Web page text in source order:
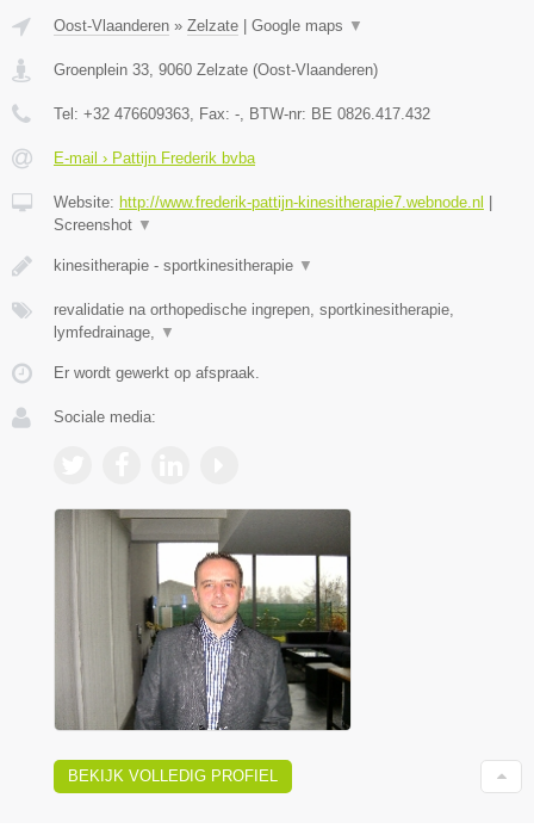
Oost-Vlaanderen » Zelzate | Google maps ▼
Groenplein 33 9060 Zelzate (Oost-Vlaanderen)
Tel: +32 476609363 , Fax: - , BTW-nr: BE 0826.417.432
E-mail › Pattijn Frederik bvba
Website: http://www.frederik-pattijn-kinesitherapie7.webnode.nl |
Screenshot ▼
kinesitherapie - sportkinesitherapie ▼
revalidatie na orthopedische ingrepen, sportkinesitherapie,
lymfedrainage,
▼
Er wordt gewerkt op afspraak.
Sociale media:
BEKIJK VOLLEDIG PROFIEL